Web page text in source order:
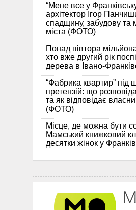
“Мене все у
архітектор Ігор
спадщину, забудову та
міста (ФОТО)
Понад півтора
хто вже другий рік
дерева в Івано-
“Фабрика квартир” під
претензій: що
та як відповідає
(ФОТО)
Місце, де можна бути
Мамський книжковий
десятки жінок у